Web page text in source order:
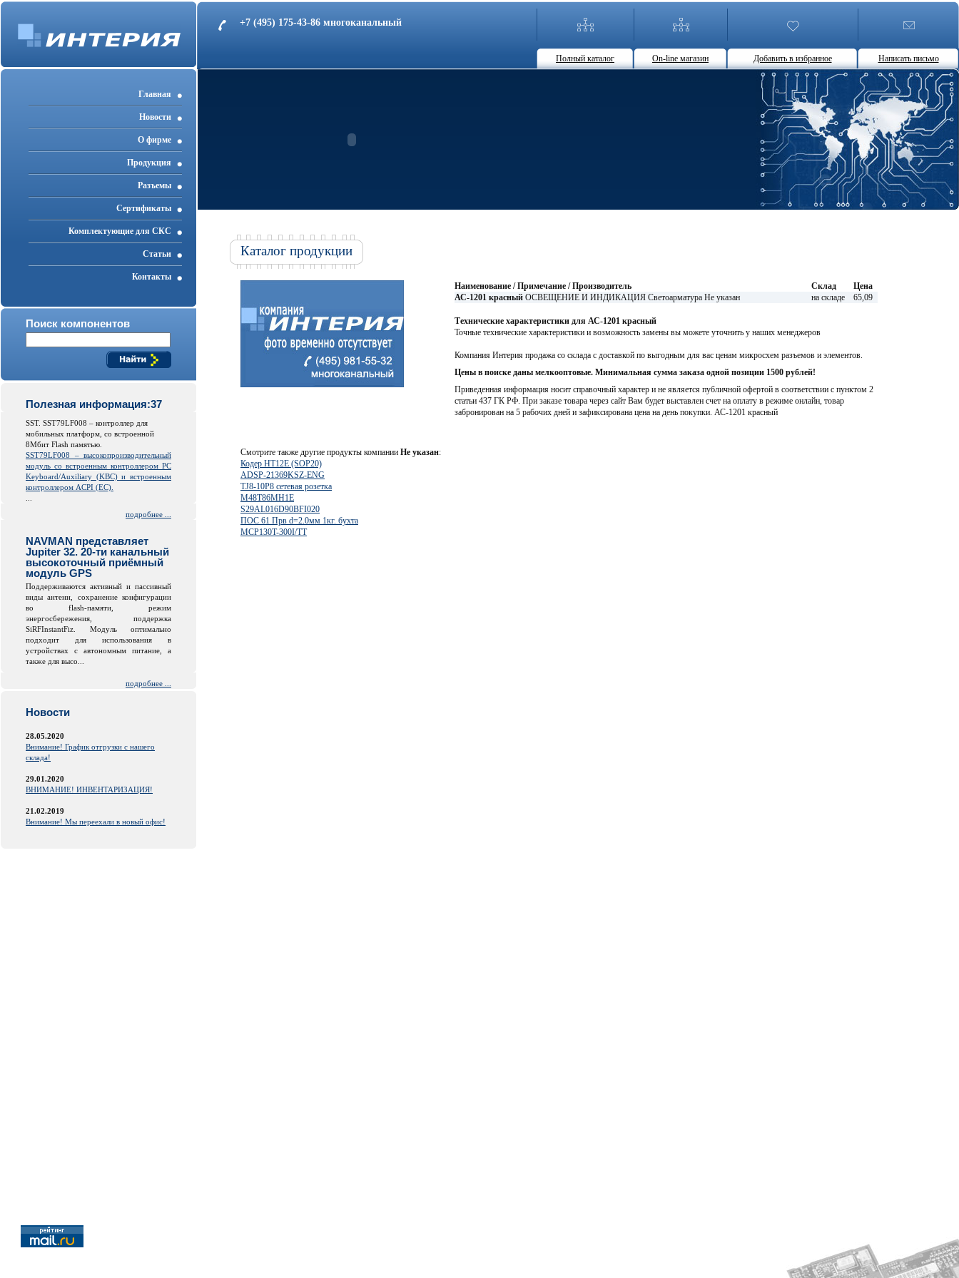
+7 (495) 175-43-86 многоканальный
Полный каталог On-line магазин Добавить в избранное Написать письмо
Главная
Новости
О фирме
Продукция
Разъемы
Cертификаты
Комплектующие для СКС
Статьи
Контакты
Поиск компонентов
Полезная информация:37
SST. SST79LF008 – контроллер для
мобильных платформ, со встроенной
8Мбит Flash памятью.
SST79LF008 – высокопроизводительный
модуль со встроенным контроллером PC
Keyboard/Auxiliary (KBC) и встроенным
контроллером ACPI (EC).
подробнее ...
NAVMAN представляет
Jupiter 32. 20-ти канальный
высокоточный приёмный
модуль GPS
Поддерживаются активный и пассивный
виды антенн, сохранение конфигурации
во flash-памяти, режим
энергосбережения, поддержка
SiRFInstantFiz. Модуль оптимально
подходит для использования в
устройствах с автономным питание, а
также для высо...
подробнее ...
Новости
28.05.2020
Внимание! График отгрузки с нашего
склада!
29.01.2020
ВНИМАНИЕ! ИНВЕНТАРИЗАЦИЯ!
21.02.2019
Внимание! Мы переехали в новый офис!
Каталог продукции
Наименование / Примечание / Производитель Склад
Цена
АС-1201 красный ОСВЕЩЕНИЕ И ИНДИКАЦИЯ Светоарматура Не указан на складе 65,09
Технические характеристики для АС-1201 красный
Точные технические характеристики и возможность замены вы можете уточнить у наших менеджеров
Компания Интерия продажа со склада с доставкой по выгодным для вас ценам микросхем разъемов и элементов.
Цены в поиске даны мелкооптовые. Минимальная сумма заказа одной позиции 1500 рублей!
Приведенная информация носит справочный характер и не является публичной офертой в соответствии с пунктом 2
статьи 437 ГК РФ. При заказе товара через сайт Вам будет выставлен счет на оплату в режиме онлайн, товар
забронирован на 5 рабочих дней и зафиксирована цена на день покупки. АС-1201 красный
Смотрите также другие продукты компании Не указан:
Кодер HT12E (SOP20)
ADSP-21369KSZ-ENG
TJ8-10P8 cетевая розетка
M48T86MH1E
S29AL016D90BFI020
ПОС 61 Прв d=2.0мм 1кг. бухта
MCP130T-300I/TT